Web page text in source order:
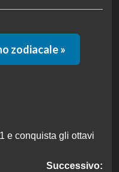
zodiacale »
e conquista gli ottavi
Successivo: